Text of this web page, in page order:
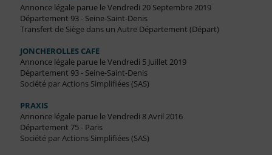
Annonce légale parue le Vendredi 20 Septembre 2019
Département 93 - Seine-Saint-Denis
Transfert de Siège dans un Autre Département (Départ)
JONCHEROLLES CAFE
Annonce légale parue le Vendredi 5 Juillet 2019
Département 93 - Seine-Saint-Denis
Société par Actions Simplifiées (SAS)
PRAXIS
Annonce légale parue le Vendredi 8 Avril 2016
Département 75 - Paris
Société par Actions Simplifiées (SAS)